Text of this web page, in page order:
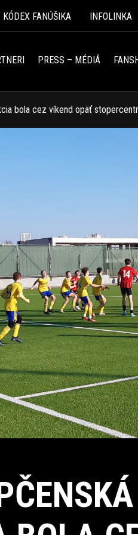
FANÚŠIKA INFOLINKA
PRESS – MÉDIÁ
bola cez víkend opäť